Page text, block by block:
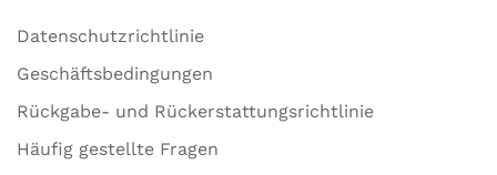
Datenschutzrichtlinie
Geschäftsbedingungen
Rückgabe- und Rückerstattungsrichtlinie
Häufig gestellte Fragen